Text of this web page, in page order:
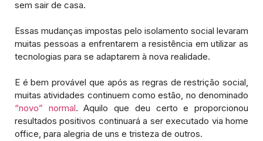
sem sair de casa.
Essas mudanças impostas pelo isolamento social levaram
muitas pessoas a enfrentarem a resistência em utilizar as
tecnologias para se adaptarem à nova realidade.
E é bem provável que após as regras de restrição social,
muitas atividades continuem como estão, no denominado
“novo” normal. Aquilo que deu certo e proporcionou
resultados positivos continuará a ser executado via home
office, para alegria de uns e tristeza de outros.